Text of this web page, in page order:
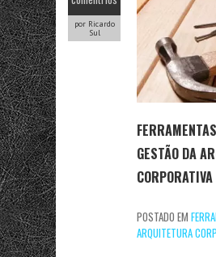
por Ricardo
Sul
GESTÃO DA
CORPORATIVA
POSTADO EM
ARQUITETURA